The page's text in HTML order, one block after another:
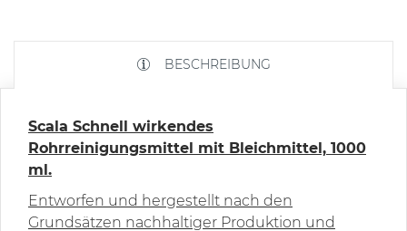
BESCHREIBUNG
Scala Schnell wirkendes
Rohrreinigungsmittel mit Bleichmittel, 1000
ml.
Entworfen und hergestellt nach den
Grundsätzen nachhaltiger Produktion und